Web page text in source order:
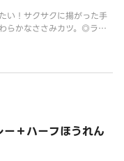
い！サクサクに揚がった手
らかなささみカツ。◎ライ
＋ハーフほうれん